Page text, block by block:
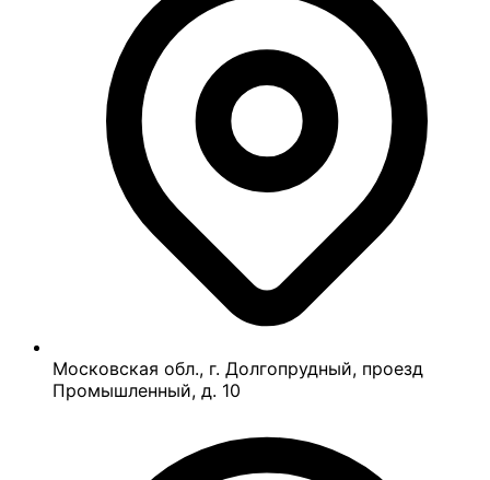
Московская обл., г. Долгопрудный, проезд
Промышленный, д. 10